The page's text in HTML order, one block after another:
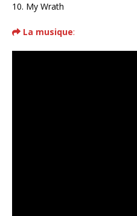
10. My Wrath
La musique: